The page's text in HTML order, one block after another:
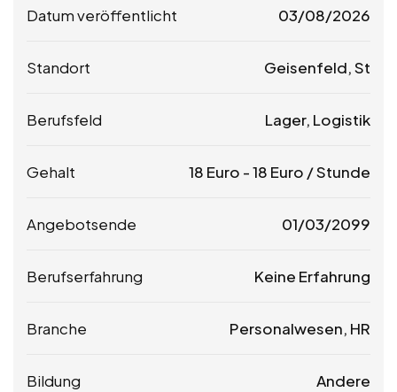
Datum veröffentlicht 03/08/2026
Standort Geisenfeld, St
Berufsfeld Lager, Logistik
Gehalt 18 Euro -18 Euro / Stunde
Angebotsende 01/03/2099
Berufserfahrung Keine Erfahrung
Branche Personalwesen, HR
Bildung Andere